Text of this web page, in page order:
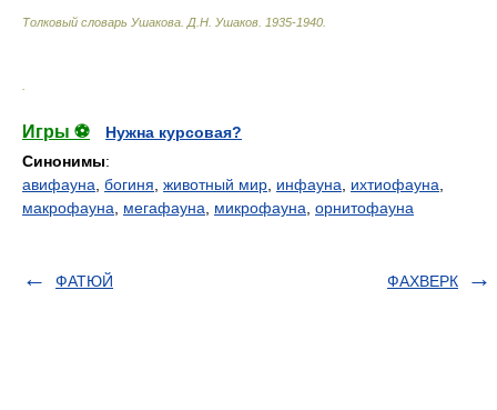
Толковый словарь Ушакова Д.Н. Ушаков. 1935-1940
Игры ⚽
Нужна курсовая?
Синонимы:
авифауна богиня животный мир инфауна ихтиофауна
макрофауна
мегафауна микрофауна орнитофауна
ФАТЮЙ ФАХВЕРК